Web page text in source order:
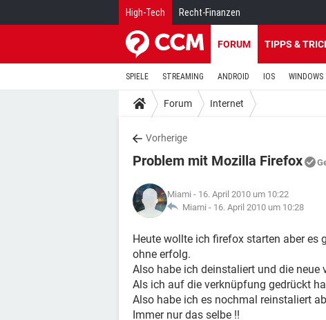
High-Tech Recht-Finanzen
FORUM TIPPS &
SPIELE STREAMING ANDROID IOS WINDOWS
Forum Internet
Vorherige
Problem mit Mozilla Firefox
Miami - 16. April 2010 um 10:22
Miami - 16. April 2010 um 10:28
Heute wollte ich firefox starten aber es
ohne erfolg.
Also habe ich deinstaliert und die
Als ich auf die verknüpfung gedrückt
Also habe ich es nochmal reinstaliert
Immer nur das selbe !!